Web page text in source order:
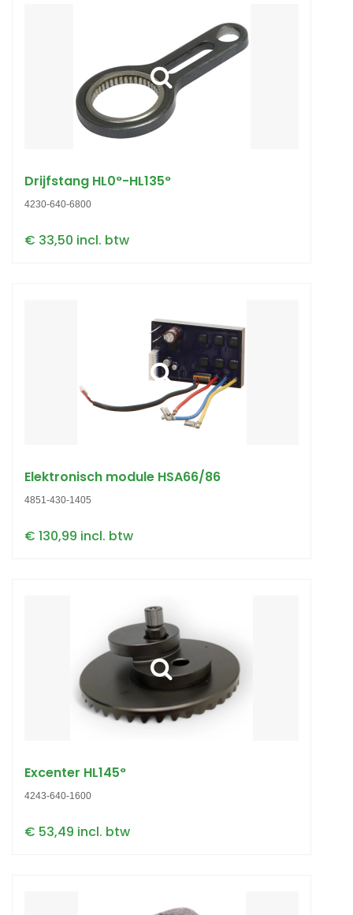
Drijfstang HL0°-HL135°
4230-640-6800
€ 33,50 incl. btw
Elektronisch module HSA66/86
4851-430-1405
€ 130,99 incl. btw
Excenter HL145°
4243-640-1600
€ 53,49 incl. btw